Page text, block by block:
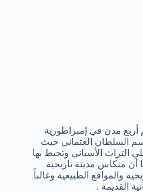
مدن في إمبراطورية
السلطان العثماني حيث
التراث الأسباني وتحيط بها
أن منكاس مدينة تاريخية
والمواقع الطبيعية وغالباً
القديمة .